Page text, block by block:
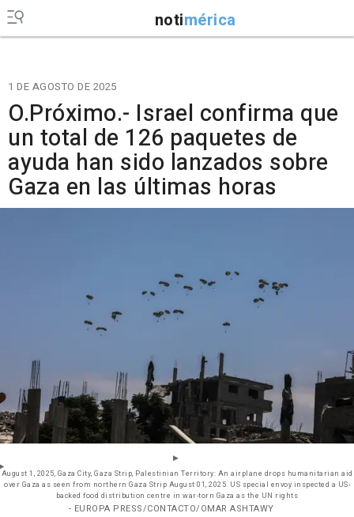
notimérica
1 DE AGOSTO DE 2025
O.Próximo.- Israel confirma que
un total de 126 paquetes de
ayuda han sido lanzados sobre
Gaza en las últimas horas
August 1, 2025, Gaza City, Gaza Strip, Palestinian Territory: An airplane drops humanitarian aid
over Gaza as seen from northern Gaza Strip August 01, 2025. US special envoy inspected a US-
backed food distribution centre in war-torn Gaza as the UN rights
- EUROPA PRESS/CONTACTO/OMAR ASHTAWY